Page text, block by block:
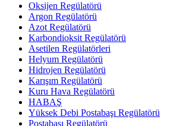
Oksijen Regülatörü
Argon Regülatörü
Azot Regülatörü
Karbondioksit Regülatörü
Asetilen Regülatörleri
Helyum Regülatörü
Hidrojen Regülatörü
Karışım Regülatörü
Kuru Hava Regülatörü
HABAŞ
Yüksek Debi Postabaşı Regülatörü
Postabaşı Regülatörü